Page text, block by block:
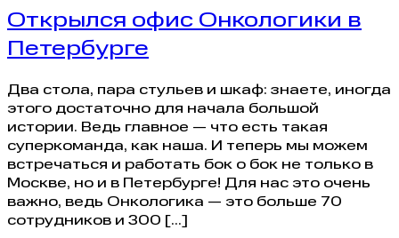
Открылся офис Онкологики в
Петербурге
Два стола, пара стульев и шкаф: знаете, иногда
этого достаточно для начала большой
истории. Ведь главное — что есть такая
суперкоманда, как наша. И теперь мы можем
встречаться и работать бок о бок не только в
Москве, но и в Петербурге! Для нас это очень
важно, ведь Онкологика — это больше 70
сотрудников и 300 […]